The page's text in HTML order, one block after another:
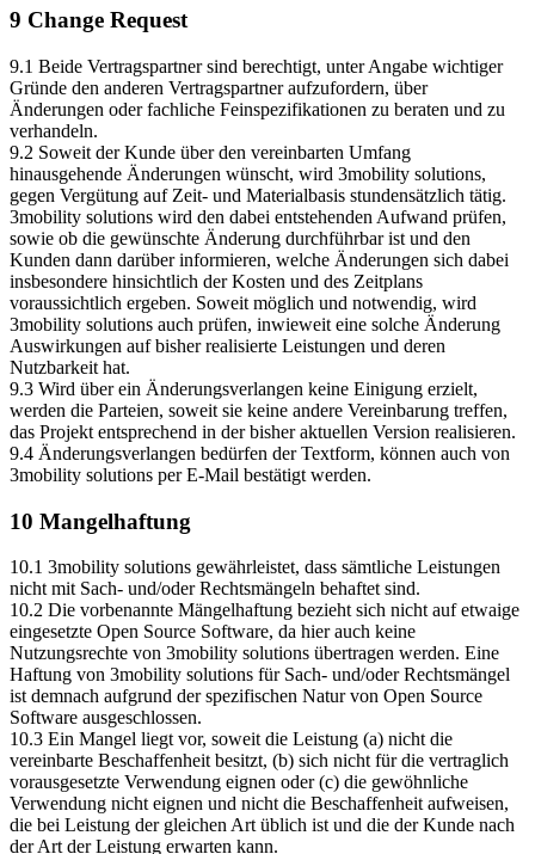
9 Change Request
9.1 Beide Vertragspartner sind berechtigt, unter Angabe wichtiger
Gründe den anderen Vertragspartner aufzufordern, über
Änderungen oder fachliche Feinspezifikationen zu beraten und zu
verhandeln.
9.2 Soweit der Kunde über den vereinbarten Umfang
hinausgehende Änderungen wünscht, wird 3mobility solutions,
gegen Vergütung auf Zeit- und Materialbasis stundensätzlich tätig.
3mobility solutions wird den dabei entstehenden Aufwand prüfen,
sowie ob die gewünschte Änderung durchführbar ist und den
Kunden dann darüber informieren, welche Änderungen sich dabei
insbesondere hinsichtlich der Kosten und des Zeitplans
voraussichtlich ergeben. Soweit möglich und notwendig, wird
3mobility solutions auch prüfen, inwieweit eine solche Änderung
Auswirkungen auf bisher realisierte Leistungen und deren
Nutzbarkeit hat.
9.3 Wird über ein Änderungsverlangen keine Einigung erzielt,
werden die Parteien, soweit sie keine andere Vereinbarung treffen,
das Projekt entsprechend in der bisher aktuellen Version realisieren.
9.4 Änderungsverlangen bedürfen der Textform, können auch von
3mobility solutions per E-Mail bestätigt werden.
10 Mangelhaftung
10.1 3mobility solutions gewährleistet, dass sämtliche Leistungen
nicht mit Sach- und/oder Rechtsmängeln behaftet sind.
10.2 Die vorbenannte Mängelhaftung bezieht sich nicht auf etwaige
eingesetzte Open Source Software, da hier auch keine
Nutzungsrechte von 3mobility solutions übertragen werden. Eine
Haftung von 3mobility solutions für Sach- und/oder Rechtsmängel
ist demnach aufgrund der spezifischen Natur von Open Source
Software ausgeschlossen.
10.3 Ein Mangel liegt vor, soweit die Leistung (a) nicht die
vereinbarte Beschaffenheit besitzt, (b) sich nicht für die vertraglich
vorausgesetzte Verwendung eignen oder (c) die gewöhnliche
Verwendung nicht eignen und nicht die Beschaffenheit aufweisen,
die bei Leistung der gleichen Art üblich ist und die der Kunde nach
der Art der Leistung erwarten kann.